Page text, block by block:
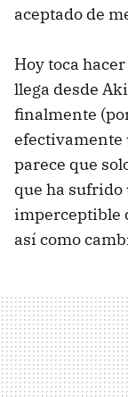
aceptado de
Hoy toca
llega desde
finalmente
efectivamente
parece que
que ha
imperceptible
así como